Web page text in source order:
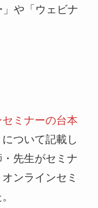
や「ウェビナ
ミナーの台本
について記載し
先生がセミナ
ンラインセミ